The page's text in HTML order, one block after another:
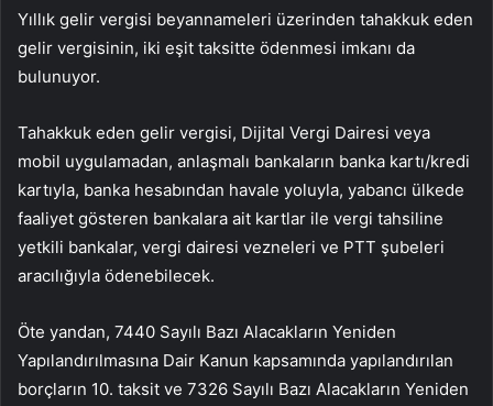
Yıllık gelir vergisi beyannameleri üzerinden tahakkuk eden
gelir vergisinin, iki eşit taksitte ödenmesi imkanı da
bulunuyor.
Tahakkuk eden gelir vergisi, Dijital Vergi Dairesi veya
mobil uygulamadan, anlaşmalı bankaların banka kartı/kredi
kartıyla, banka hesabından havale yoluyla, yabancı ülkede
faaliyet gösteren bankalara ait kartlar ile vergi tahsiline
yetkili bankalar, vergi dairesi vezneleri ve PTT şubeleri
aracılığıyla ödenebilecek.
Öte yandan, 7440 Sayılı Bazı Alacakların Yeniden
Yapılandırılmasına Dair Kanun kapsamında yapılandırılan
borçların 10. taksit ve 7326 Sayılı Bazı Alacakların Yeniden